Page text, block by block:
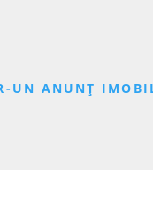
UN ANUNȚ